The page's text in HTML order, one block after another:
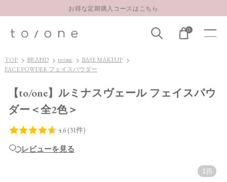
お得な定期購入コースはこちら
【重要】お盆期間中のお問い合わせと商品配送に関しまして
お得な定期購入コースはこちら
LINE お友達登録 500円OFFクーポンプレゼント
0
TOP BRAND to/one
BASE MAKEUP
FACE POWDER フェイスパウダー
【to/one】ルミナスヴェール フェイスパウ
ダー＜全2色＞
レビューを見る
1 5